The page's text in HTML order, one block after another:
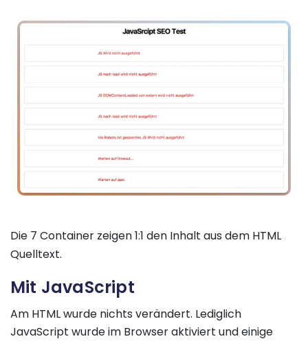
Die 7 Container zeigen 1:1 den Inhalt aus dem HTML
Quelltext.
Mit JavaScript
Am HTML wurde nichts verändert. Lediglich
JavaScript wurde im Browser aktiviert und einige